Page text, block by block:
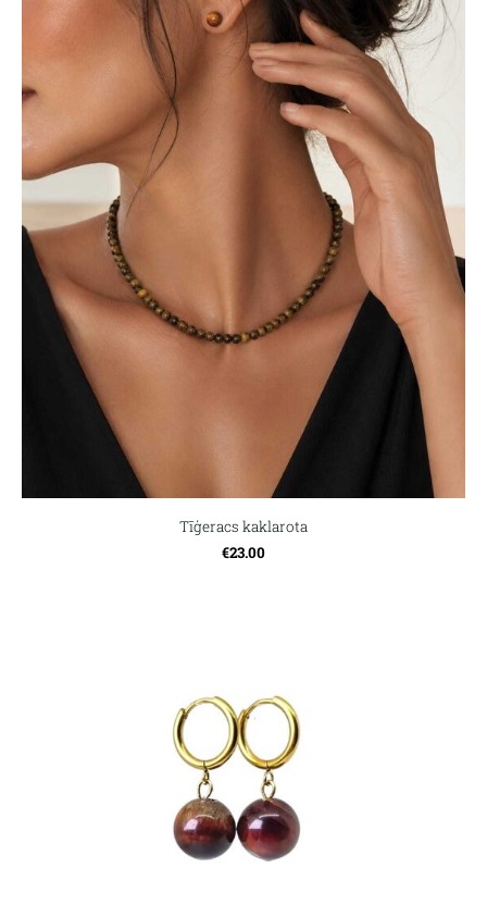
Tīģeracs kaklarota
€23.00